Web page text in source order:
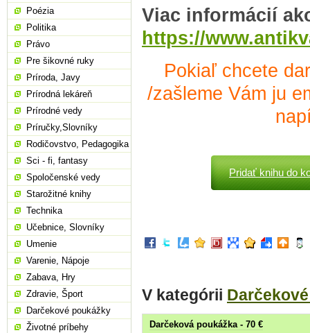
Viac informácií
https://
Pokiaľ chcete
/zašleme Vám ju
Pridať knihu do
V kategórii
Darčeková poukážka - 70 €
Poézia
Politika
Právo
Pre šikovné ruky
Príroda, Javy
Prírodná lekáreň
Prírodné vedy
Príručky,Slovníky
Rodičovstvo, Pedagogika
Sci - fi, fantasy
Spoločenské vedy
Starožitné knihy
Technika
Učebnice, Slovníky
Umenie
Varenie, Nápoje
Zabava, Hry
Zdravie, Šport
Darčekové poukážky
Životné príbehy